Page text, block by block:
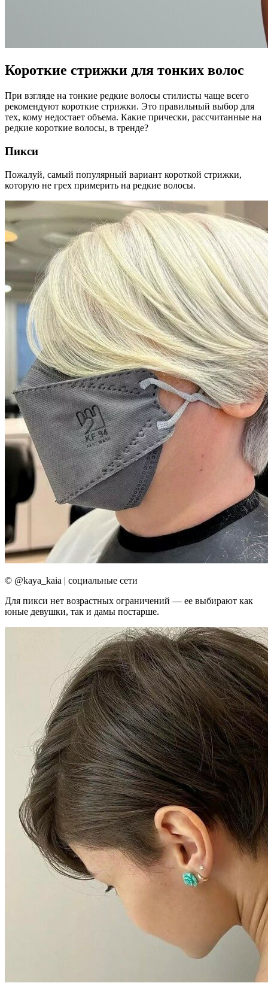
Короткие стрижки для тонких волос
При взгляде на тонкие редкие волосы стилисты чаще всего
рекомендуют короткие стрижки. Это правильный выбор для
тех, кому недостает объема. Какие прически, рассчитанные на
редкие короткие волосы, в тренде?
Пикси
Пожалуй, самый популярный вариант короткой стрижки,
которую не грех примерить на редкие волосы.
© @kaya_kaia | социальные сети
Для пикси нет возрастных ограничений — ее выбирают как
юные девушки, так и дамы постарше.